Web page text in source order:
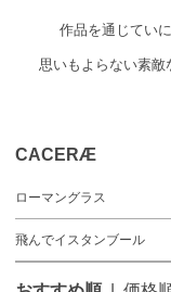
作品を通じてい
思いもよらない素敵
CACERÆ
ローマングラス
飛んでイスタンブール